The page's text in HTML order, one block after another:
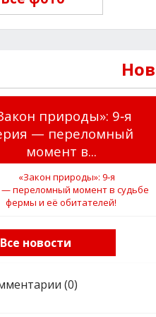
природы»: 9‑я
— переломный
момент в...
Все новости
(0)